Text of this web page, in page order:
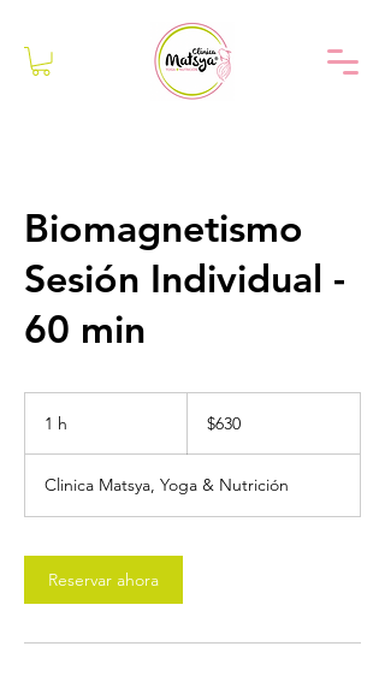
Biomagnetismo
Sesión Individual -
60 min
1 h
mexicanos
$630
Clinica Matsya, Yoga & Nutrición
Reservar ahora